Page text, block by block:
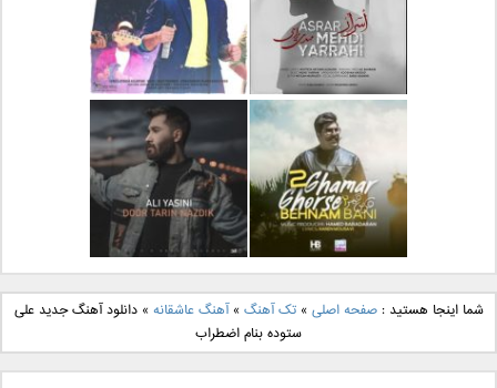
دانلود آهنگ جدید مهدی
یراحی بنام اسرار
دانلود آهنگ جدید فرزاد
فرزین بنام آتیش
دانلود آهنگ جدید بهنام
بانی بنام قرص قمر 2
دانلود آهنگ جدید علی
یاسینی بنام دورترین نزدیک
شما اینجا هستید :صفحه اصلی »تک آهنگ »آهنگ عاشقانه »دانلود آهنگ جدید علی
ستوده بنام اضطراب